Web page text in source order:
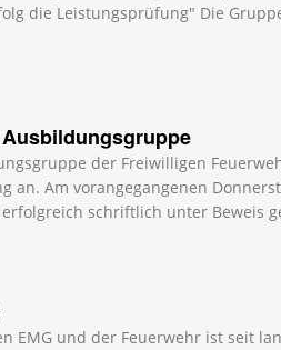
die Leistungsprüfung" Die
der Freiwilligen
an. Am vorangegangenen
schriftlich unter Beweis
EMG und der Feuerwehr ist seit